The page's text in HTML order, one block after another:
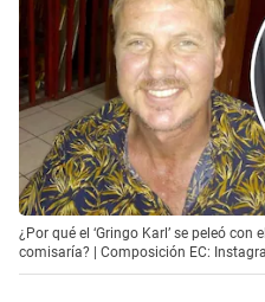
¿Por qué el ‘Gringo Karl’ se peleó
comisaría? | Composición EC: